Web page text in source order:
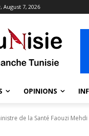
August 7, 2026
OPINIONS
de la Santé Faouzi